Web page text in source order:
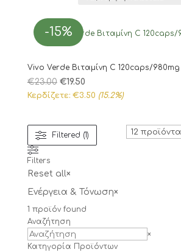
-15%
Vivo Verde Βιταμίνη C 120caps/980mg
€23.00 Original
price
€23.00.
€19.50Η
τρέχουσα
είναι:
€19.50.
Κερδίζετε: €3.50 (15.2%)
Filtered (1)
Filters
Reset all×
Ενέργεια & Τόνωση×
1 προϊόν found
Αναζήτηση
Search
×
Κατηγορία Προϊόντων